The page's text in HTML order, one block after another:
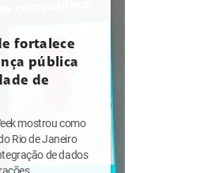
fortalece
pública
de
mostrou como
Rio de Janeiro
de dados